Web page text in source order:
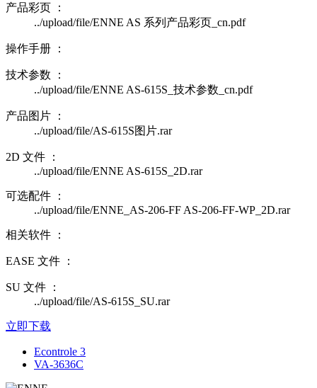
产品彩页 ：
../upload/file/ENNE AS 系列产品彩页_cn.pdf
操作手册 ：
技术参数 ：
../upload/file/ENNE AS-615S_技术参数_cn.pdf
产品图片 ：
../upload/file/AS-615S图片.rar
2D 文件 ：
../upload/file/ENNE AS-615S_2D.rar
可选配件 ：
../upload/file/ENNE_AS-206-FF AS-206-FF-WP_2D.rar
相关软件 ：
EASE 文件 ：
SU 文件 ：
../upload/file/AS-615S_SU.rar
立即下载
Econtrole 3
VA-3636C